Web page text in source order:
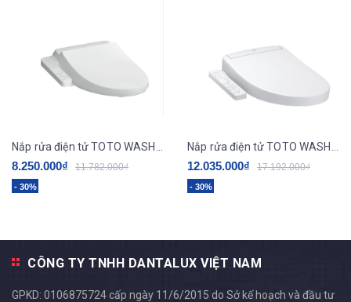
8.250.000₫ 11.782.000₫
- 30%
12.035.000₫ 17.192.000₫
- 30%
CÔNG TY TNHH DANTALUX VIỆT NAM
GPKD: 0106875724 cấp ngày 11/6/2015 do Sở kế hoạch và đầu tư